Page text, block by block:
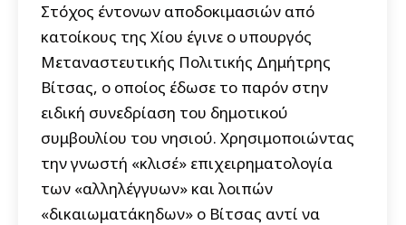
Στόχος έντονων αποδοκιμασιών από
κατοίκους της Χίου έγινε ο υπουργός
Μεταναστευτικής Πολιτικής Δημήτρης
Βίτσας, ο οποίος έδωσε το παρόν στην
ειδική συνεδρίαση του δημοτικού
συμβουλίου του νησιού. Χρησιμοποιώντας
την γνωστή «κλισέ» επιχειρηματολογία
των «αλληλέγγυων» και λοιπών
«δικαιωματάκηδων» ο Βίτσας αντί να